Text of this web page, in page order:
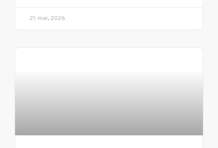
21. mai, 2026